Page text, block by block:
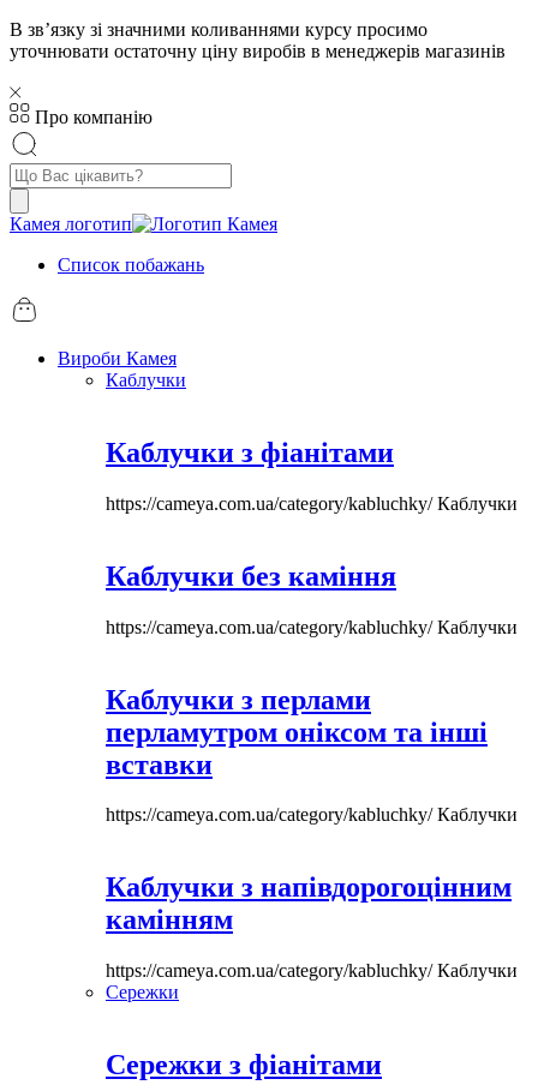
В звʼязку зі значними коливаннями курсу просимо
уточнювати остаточну ціну виробів в менеджерів магазинів
Про компанію
Пошук
товарів
Камея логотип
Список побажань
Вироби Камея
Каблучки
Каблучки з фіанітами
https://cameya.com.ua/category/kabluchky/Каблучки
Каблучки без каміння
https://cameya.com.ua/category/kabluchky/Каблучки
Каблучки з перлами
перламутром оніксом та інші
вставки
https://cameya.com.ua/category/kabluchky/Каблучки
Каблучки з напівдорогоцінним
камінням
https://cameya.com.ua/category/kabluchky/Каблучки
Сережки
Сережки з фіанітами